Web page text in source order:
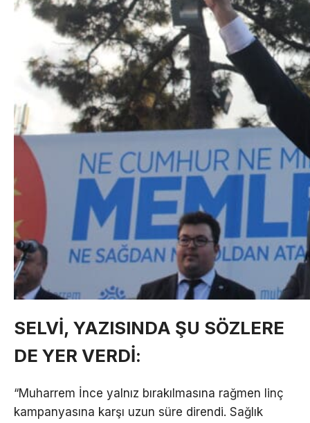
SELVI, YAZISINDA ŞU SÖZLERE
DE YER VERDI:
“Muharrem İnce yalnız bırakılmasına rağmen linç
kampanyasına karşı uzun süre direndi. Sağlık